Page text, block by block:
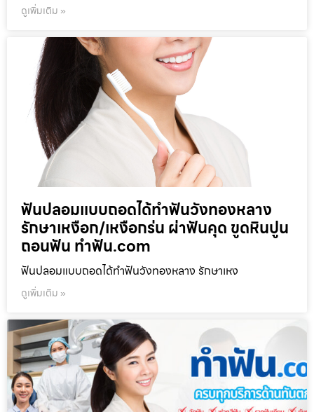
ดูเพิ่มเติม »
ฟันปลอมแบบถอดได้ทำฟันวังทองหลาง
รักษาเหงือก/เหงือกร่น ผ่าฟันคุด ขูดหินปูน
ถอนฟัน ทำฟัน.com
ฟันปลอมแบบถอดได้ทำฟันวังทองหลาง รักษาเหง
ดูเพิ่มเติม »